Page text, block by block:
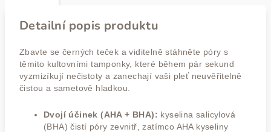
Detailní popis produktu
Zbavte se černých teček a viditelně stáhněte póry s
těmito kultovními tamponky, které během pár sekund
vyzmizíkují nečistoty a zanechají vaši pleť neuvěřitelně
čistou a sametově hladkou.
Dvojí účinek (AHA + BHA): kyselina salicylová
(BHA) čistí póry zevnitř, zatímco AHA kyseliny